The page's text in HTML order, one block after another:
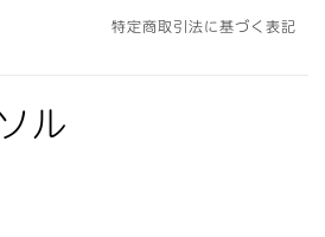
特定商取引法に基づく表記
ル